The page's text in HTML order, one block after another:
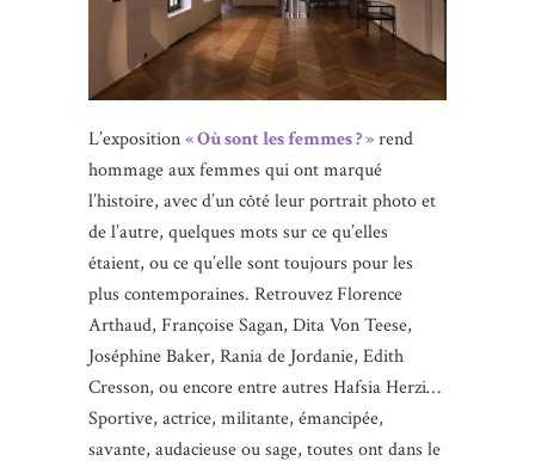
L’exposition« Où sont les femmes ? »rend
hommage aux femmes qui ont marqué
l’histoire, avec d’un côté leur portrait photo et
de l’autre, quelques mots sur ce qu’elles
étaient, ou ce qu’elle sont toujours pour les
plus contemporaines. Retrouvez Florence
Arthaud, Françoise Sagan, Dita Von Teese,
Joséphine Baker, Rania de Jordanie, Edith
Cresson, ou encore entre autres Hafsia Herzi…
Sportive, actrice, militante, émancipée,
savante, audacieuse ou sage, toutes ont dans le